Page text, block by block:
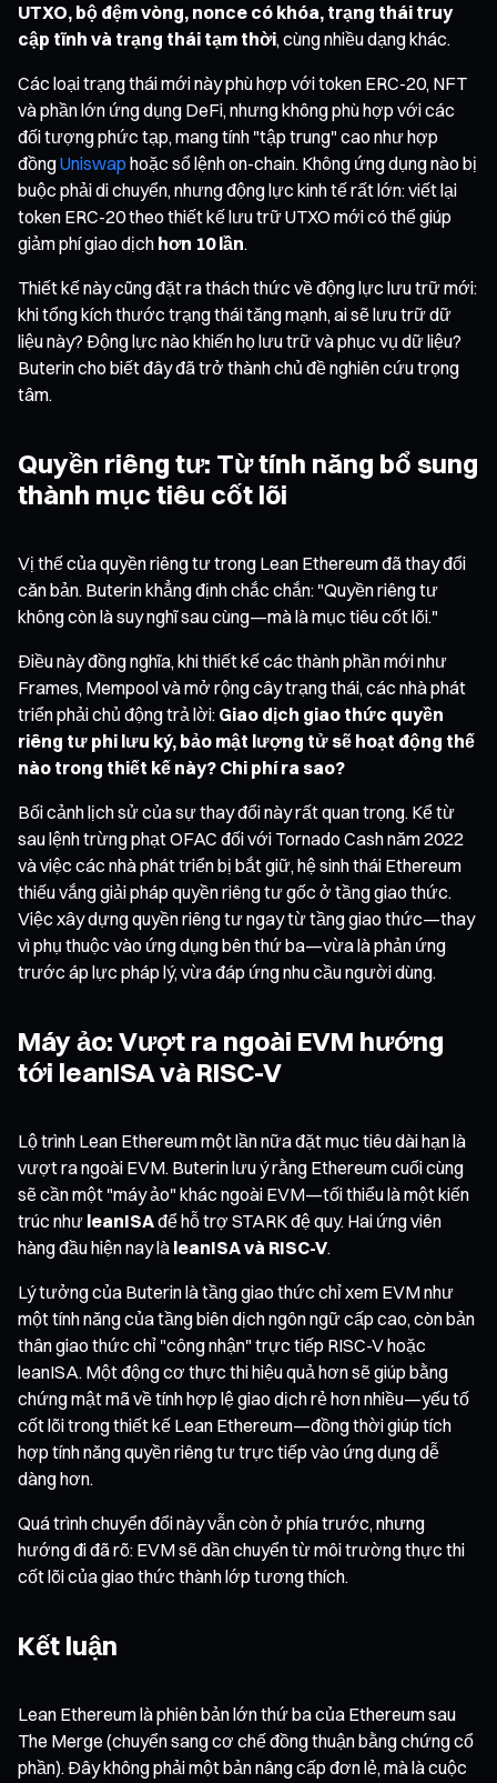
UTXO, bộ đệm vòng, nonce có khóa, trạng thái truy
cập tĩnh và trạng thái tạm thời, cùng nhiều dạng khác.
Các loại trạng thái mới này phù hợp với token ERC-20, NFT
và phần lớn ứng dụng DeFi, nhưng không phù hợp với các
đối tượng phức tạp, mang tính "tập trung" cao như hợp
đồngUniswap hoặc sổ lệnh on-chain. Không ứng dụng nào bị
buộc phải di chuyển, nhưng động lực kinh tế rất lớn: viết lại
token ERC-20 theo thiết kế lưu trữ UTXO mới có thể giúp
giảm phí giao dịch hơn 10 lần.
Thiết kế này cũng đặt ra thách thức về động lực lưu trữ mới:
khi tổng kích thước trạng thái tăng mạnh, ai sẽ lưu trữ dữ
liệu này? Động lực nào khiến họ lưu trữ và phục vụ dữ liệu?
Buterin cho biết đây đã trở thành chủ đề nghiên cứu trọng
tâm.
Quyền riêng tư: Từ tính năng bổ sung
thành mục tiêu cốt lõi
Vị thế của quyền riêng tư trong Lean Ethereum đã thay đổi
căn bản. Buterin khẳng định chắc chắn: "Quyền riêng tư
không còn là suy nghĩ sau cùng—mà là mục tiêu cốt lõi."
Điều này đồng nghĩa, khi thiết kế các thành phần mới như
Frames, Mempool và mở rộng cây trạng thái, các nhà phát
triển phải chủ động trả lời: Giao dịch giao thức quyền
riêng tư phi lưu ký, bảo mật lượng tử sẽ hoạt động thế
nào trong thiết kế này? Chi phí ra sao?
Bối cảnh lịch sử của sự thay đổi này rất quan trọng. Kể từ
sau lệnh trừng phạt OFAC đối với Tornado Cash năm 2022
và việc các nhà phát triển bị bắt giữ, hệ sinh thái Ethereum
thiếu vắng giải pháp quyền riêng tư gốc ở tầng giao thức.
Việc xây dựng quyền riêng tư ngay từ tầng giao thức—thay
vì phụ thuộc vào ứng dụng bên thứ ba—vừa là phản ứng
trước áp lực pháp lý, vừa đáp ứng nhu cầu người dùng.
Máy ảo: Vượt ra ngoài EVM hướng
tới leanISA và RISC-V
Lộ trình Lean Ethereum một lần nữa đặt mục tiêu dài hạn là
vượt ra ngoài EVM. Buterin lưu ý rằng Ethereum cuối cùng
sẽ cần một "máy ảo" khác ngoài EVM—tối thiểu là một kiến
trúc như leanISAđể hỗ trợ STARK đệ quy. Hai ứng viên
hàng đầu hiện nay là leanISA và RISC-V.
Lý tưởng của Buterin là tầng giao thức chỉ xem EVM như
một tính năng của tầng biên dịch ngôn ngữ cấp cao, còn bản
thân giao thức chỉ "công nhận" trực tiếp RISC-V hoặc
leanISA. Một động cơ thực thi hiệu quả hơn sẽ giúp bằng
chứng mật mã về tính hợp lệ giao dịch rẻ hơn nhiều—yếu tố
cốt lõi trong thiết kế Lean Ethereum—đồng thời giúp tích
hợp tính năng quyền riêng tư trực tiếp vào ứng dụng dễ
dàng hơn.
Quá trình chuyển đổi này vẫn còn ở phía trước, nhưng
hướng đi đã rõ: EVM sẽ dần chuyển từ môi trường thực thi
cốt lõi của giao thức thành lớp tương thích.
Kết luận
Lean Ethereum là phiên bản lớn thứ ba của Ethereum sau
The Merge (chuyển sang cơ chế đồng thuận bằng chứng cổ
phần). Đây không phải một bản nâng cấp đơn lẻ, mà là cuộc